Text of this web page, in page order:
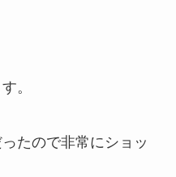
。
たので非常にショッ